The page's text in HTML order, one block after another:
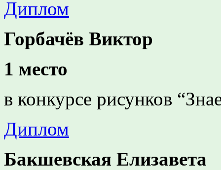
Диплом
Горбачёв Виктор
1 место
в конкурсе рисунков
Диплом
Бакшевская Елизавета